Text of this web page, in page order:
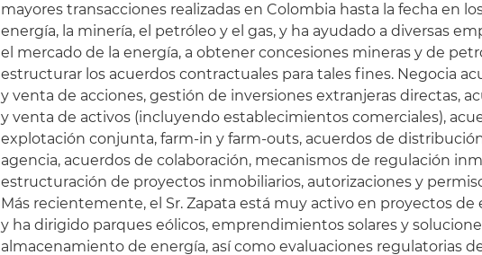
mayores transacciones realizadas en Colombia hasta la fecha en
energía, la minería, el petróleo y el gas, y ha ayudado a diversas
el mercado de la energía, a obtener concesiones mineras y de
estructurar los acuerdos contractuales para tales fines. Negocia
y venta de acciones, gestión de inversiones extranjeras directas,
y venta de activos (incluyendo establecimientos comerciales),
explotación conjunta, farm-in y farm-outs, acuerdos de
agencia, acuerdos de colaboración, mecanismos de regulación
estructuración de proyectos inmobiliarios, autorizaciones y
Más recientemente, el Sr. Zapata está muy activo en proyectos de
y ha dirigido parques eólicos, emprendimientos solares y
almacenamiento de energía, así como evaluaciones regulatorias